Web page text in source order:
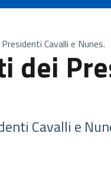
Cavalli e Nunes.
dei
Cavalli e